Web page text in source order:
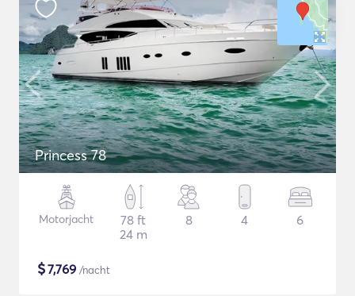
Princess 78
Motorjacht
78 ft
24 m
8 4 6
$7,769 /nacht